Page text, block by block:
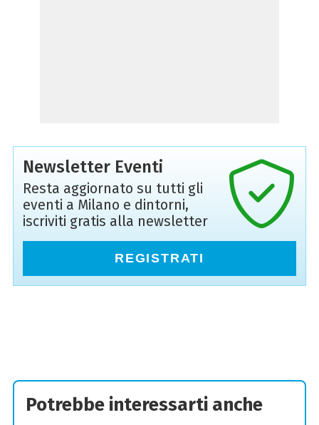
Newsletter Eventi
Resta aggiornato su tutti gli
eventi a Milano e dintorni,
iscriviti gratis alla newsletter
REGISTRATI
Potrebbe interessarti anche